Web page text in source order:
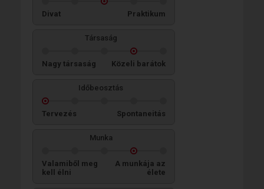
Divat Praktikum
Társaság
Nagy társaság Közeli barátok
Időbeosztás
Tervezés Spontaneitás
Munka
Valamiből meg
kell élni
A munkája az
élete